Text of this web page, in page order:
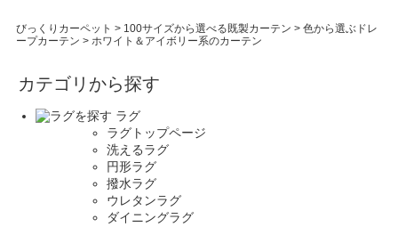
びっくりカーペット > 100サイズから選べる既製カーテン > 色から選ぶドレ
ープカーテン > ホワイト＆アイボリー系のカーテン
カテゴリから探す
ラグ
ラグトップページ
洗えるラグ
円形ラグ
撥水ラグ
ウレタンラグ
ダイニングラグ